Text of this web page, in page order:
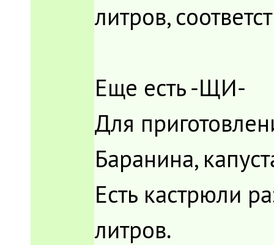
литров,
Еще есть -ЩИ-
Для
Баранина,
Есть кастрюли
литров.